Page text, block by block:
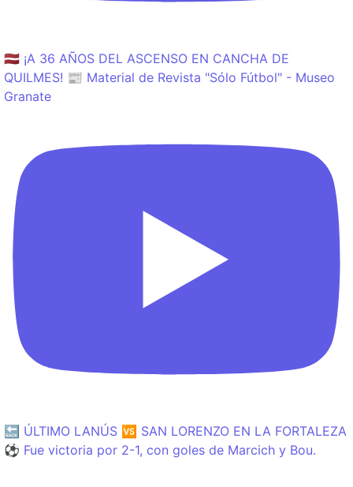
🇱🇻 ¡A 36 AÑOS DEL ASCENSO EN CANCHA DE
QUILMES! 📰 Material de Revista "Sólo Fútbol" - Museo
Granate
🔙 ÚLTIMO LANÚS 🆚 SAN LORENZO EN LA FORTALEZA
⚽️ Fue victoria por 2-1, con goles de Marcich y Bou.